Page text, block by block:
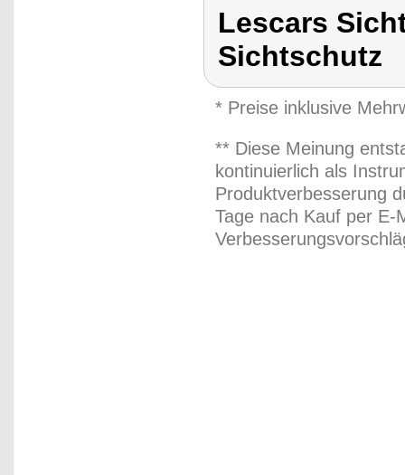
Lescars
Sichtschutz
* Preise inklusive
** Diese Meinung
kontinuierlich als
Produktverbesserung
Tage nach Kauf per E-